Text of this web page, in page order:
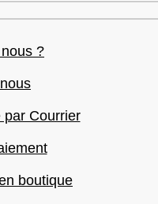
?
par Courrier
boutique